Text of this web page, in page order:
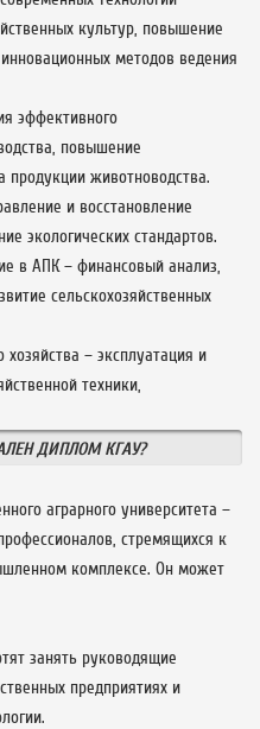
культур, повышение
методов ведения
эффективного
повышение
продукции животноводства.
и восстановление
экологических стандартов.
в АПК – финансовый анализ,
сельскохозяйственных
– эксплуатация и
техники,
ДИПЛОМ КГАУ?
аграрного университета –
стремящихся к
комплексе. Он может
занять руководящие
предприятиях и